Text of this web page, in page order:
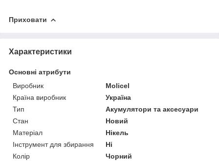
Приховати
Характеристики
Основні атрибути
Виробник
Molicel
Країна виробник
Україна
Тип
Акумулятори та аксесуари
Стан
Новий
Матеріал
Нікель
Інструмент для збирання
Ні
Колір
Чорний